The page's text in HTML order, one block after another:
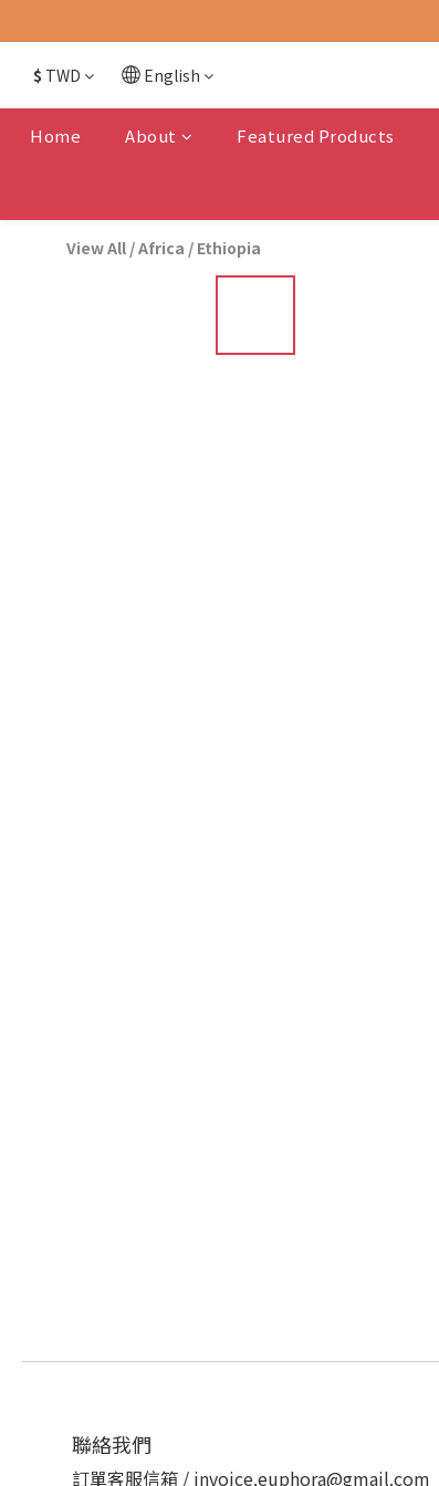
$ TWD English
Home About Featured Products
View All /Africa / Ethiopia
聯絡我們
訂單客服信箱 / invoice.euphora@gmail.com